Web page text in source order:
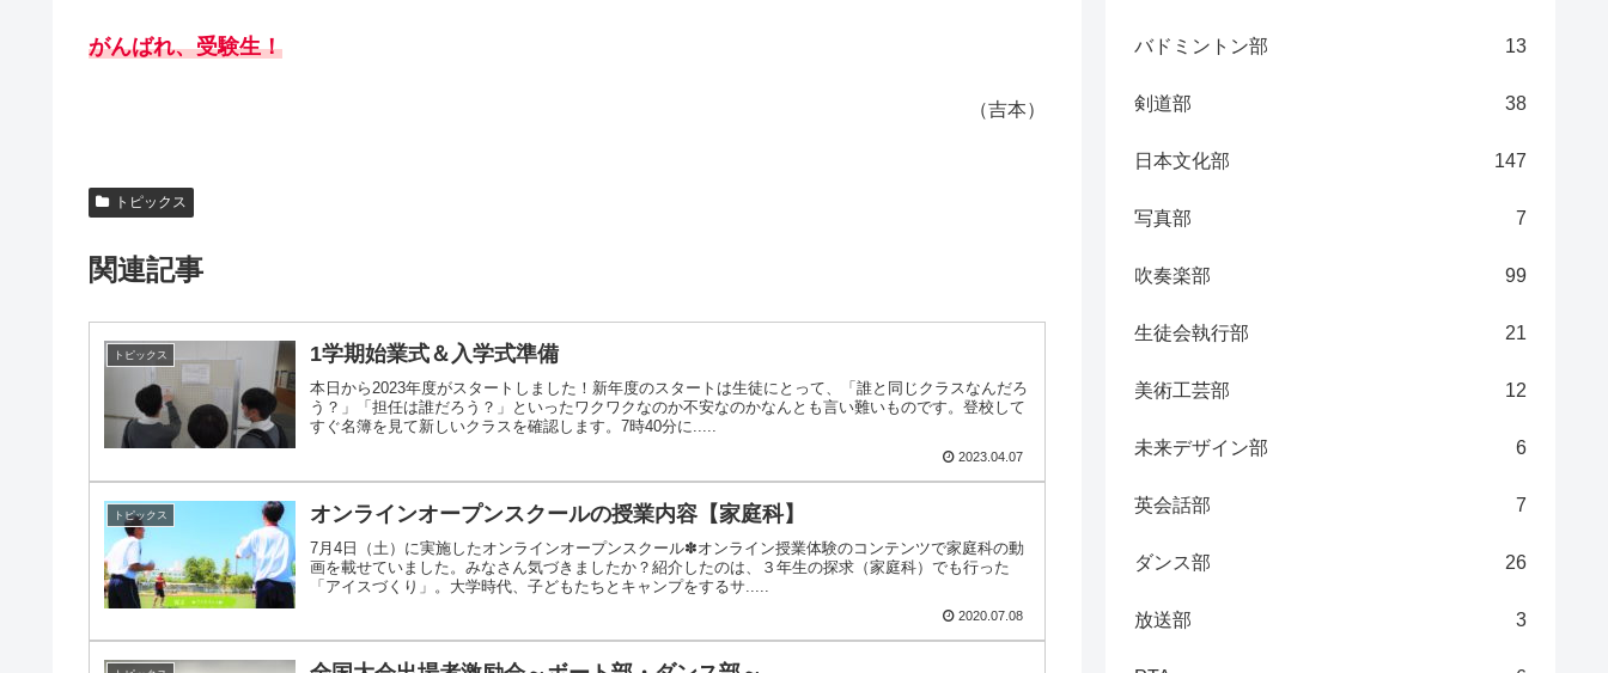
がんばれ、受験生！
（吉本）
トピックス
関連記事
トピックス 1学期始業式＆入学式準備
本日から2023年度がスタートしました！新年度のスタートは生徒にとって、「誰と同じクラスなんだろ
う？」「担任は誰だろう？」といったワクワクなのか不安なのかなんとも言い難いものです。登校して
すぐ名簿を見て新しいクラスを確認します。7時40分に.....
2023.04.07
トピックス オンラインオープンスクールの授業内容【家庭科】
7月4日（土）に実施したオンラインオープンスクール✽オンライン授業体験のコンテンツで家庭科の動
画を載せていました。みなさん気づきましたか？紹介したのは、３年生の探求（家庭科）でも行った
「アイスづくり」。大学時代、子どもたちとキャンプをするサ.....
2020.07.08
バドミントン部 13
剣道部 38
日本文化部 147
写真部 7
吹奏楽部 99
生徒会執行部 21
美術工芸部 12
未来デザイン部 6
英会話部 7
ダンス部 26
放送部 3